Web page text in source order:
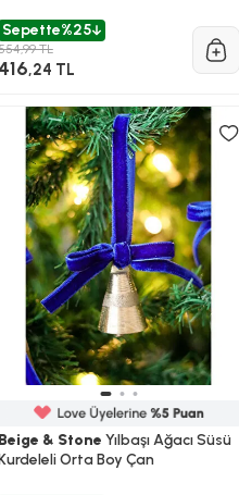
Sepette%25
TL
416,24 TL
Beige & Stone Yılbaşı Ağacı Süsü
Orta Boy Çan